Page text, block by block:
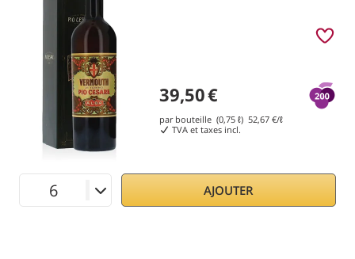
39,50€
par bouteille (0,75 ℓ) 52,67€/ℓ
TVA et taxes incl.
AJOUTER